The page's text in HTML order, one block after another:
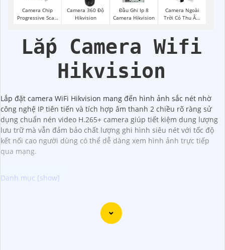
Camera Chip
Progressive Scan
Camera 360 Độ
Hikvision
Đầu Ghi Ip 8
Camera Hikvision
Camera Ngoài
Trời Có Thu Âm
Lắp Camera Wifi
Hikvision
Lắp đặt camera WiFi Hikvision mang đến hình ảnh sắc nét nhờ
công nghệ IP tiên tiến và tích hợp âm thanh 2 chiều rõ ràng sử
dụng chuẩn nén video H.265+ camera giúp tiết kiệm dung lượng
lưu trữ mà vẫn đảm bảo chất lượng ghi hình siêu nét với tốc độ
kết nối cao người dùng có thể dễ dàng xem hình ảnh trực tiếp
qua mạng.
Dĩ nhiên, dưới đây là một mẫu văn bản giới thiệu dành cho
dự án lắp đặt camera Hikvision giá rẻ và chuyên nghiệp: